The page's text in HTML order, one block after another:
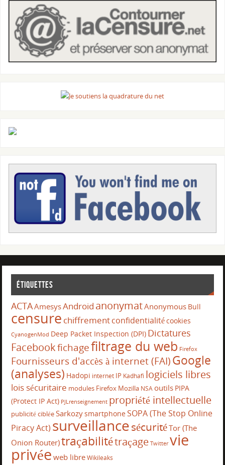
Étiquettes
ACTAAmesysAndroid anonymatAnonymous Bull
censure chiffrementconfidentialitécookies
CyanogenMod Deep Packet Inspection (DPI) Dictatures
Facebookfichagefiltrage du web Firefox
Fournisseurs d'accès à internet (FAI)Google
(analyses) Hadopi internet IP Kadhafi logiciels libres
lois sécuritaire modules Firefox Mozilla NSA outils PIPA
(Protect IP Act) PJLrenseignement propriété intellectuelle
publicité cibléeSarkozysmartphoneSOPA (The Stop Online
Piracy Act) surveillancesécuritéTor (The
Onion Router)traçabilitétraçage Twitter vie
privée web libreWikileaks